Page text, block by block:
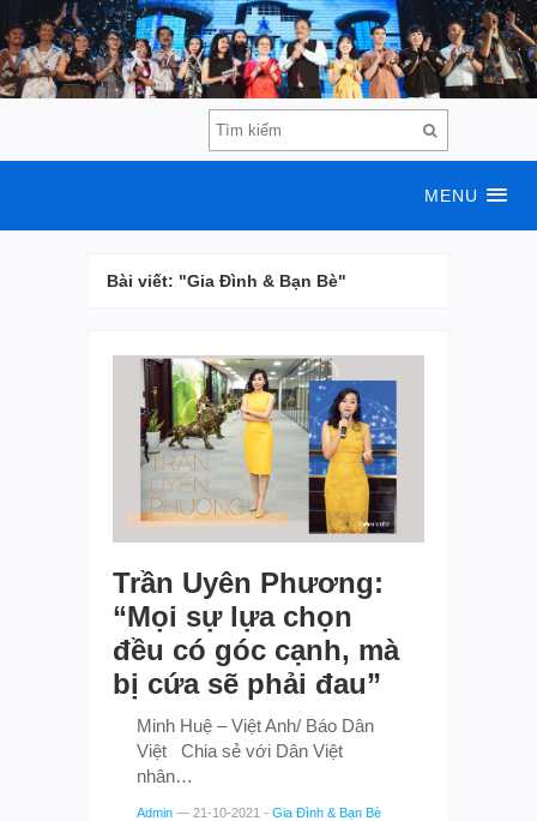
MENU
Bài viết: "Gia Đình & Bạn Bè"
Trần Uyên Phương:
“Mọi sự lựa chọn
đều có góc cạnh, mà
bị cứa sẽ phải đau”
Minh Huệ – Việt Anh/ Báo Dân
Việt Chia sẻ với Dân Việt
nhân…
Admin — 21-10-2021 - Gia Đình & Bạn Bè